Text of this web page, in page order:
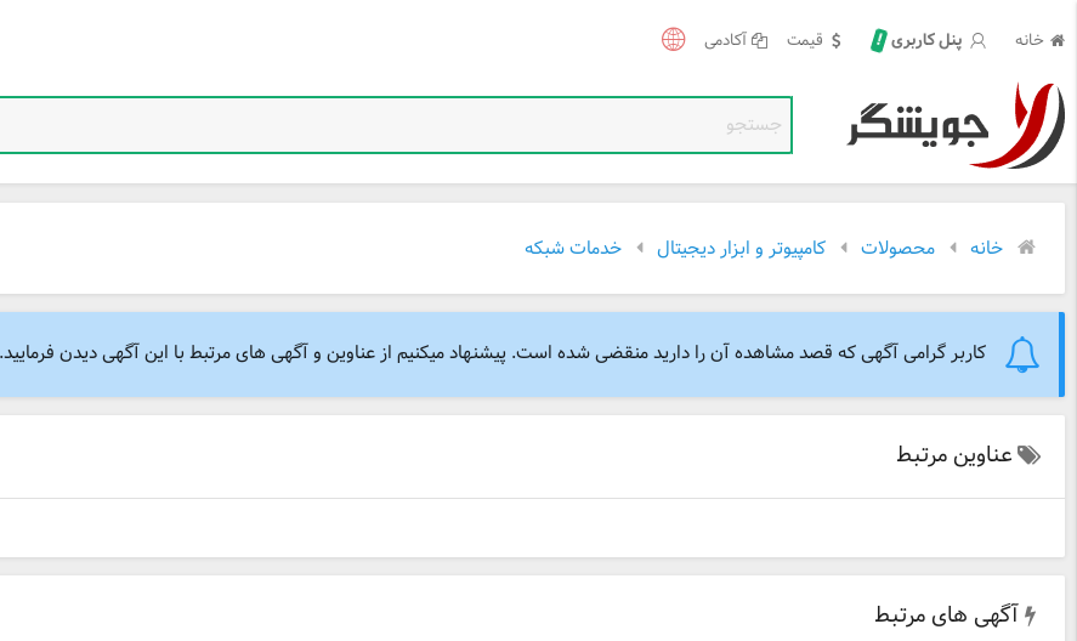
خانه پنل کاربری ! قیمت آکادمی
خانه محصولات کامپیوتر و ابزار دیجیتال خدمات شبکه
کاربر گرامی آگهی که قصد مشاهده آن را دارید منقضی شده است. پیشنهاد میکنیم از عناوین و آگهی های مرتبط با این آگهی دیدن فرمایید.
عناوین مرتبط
آگهی های مرتبط